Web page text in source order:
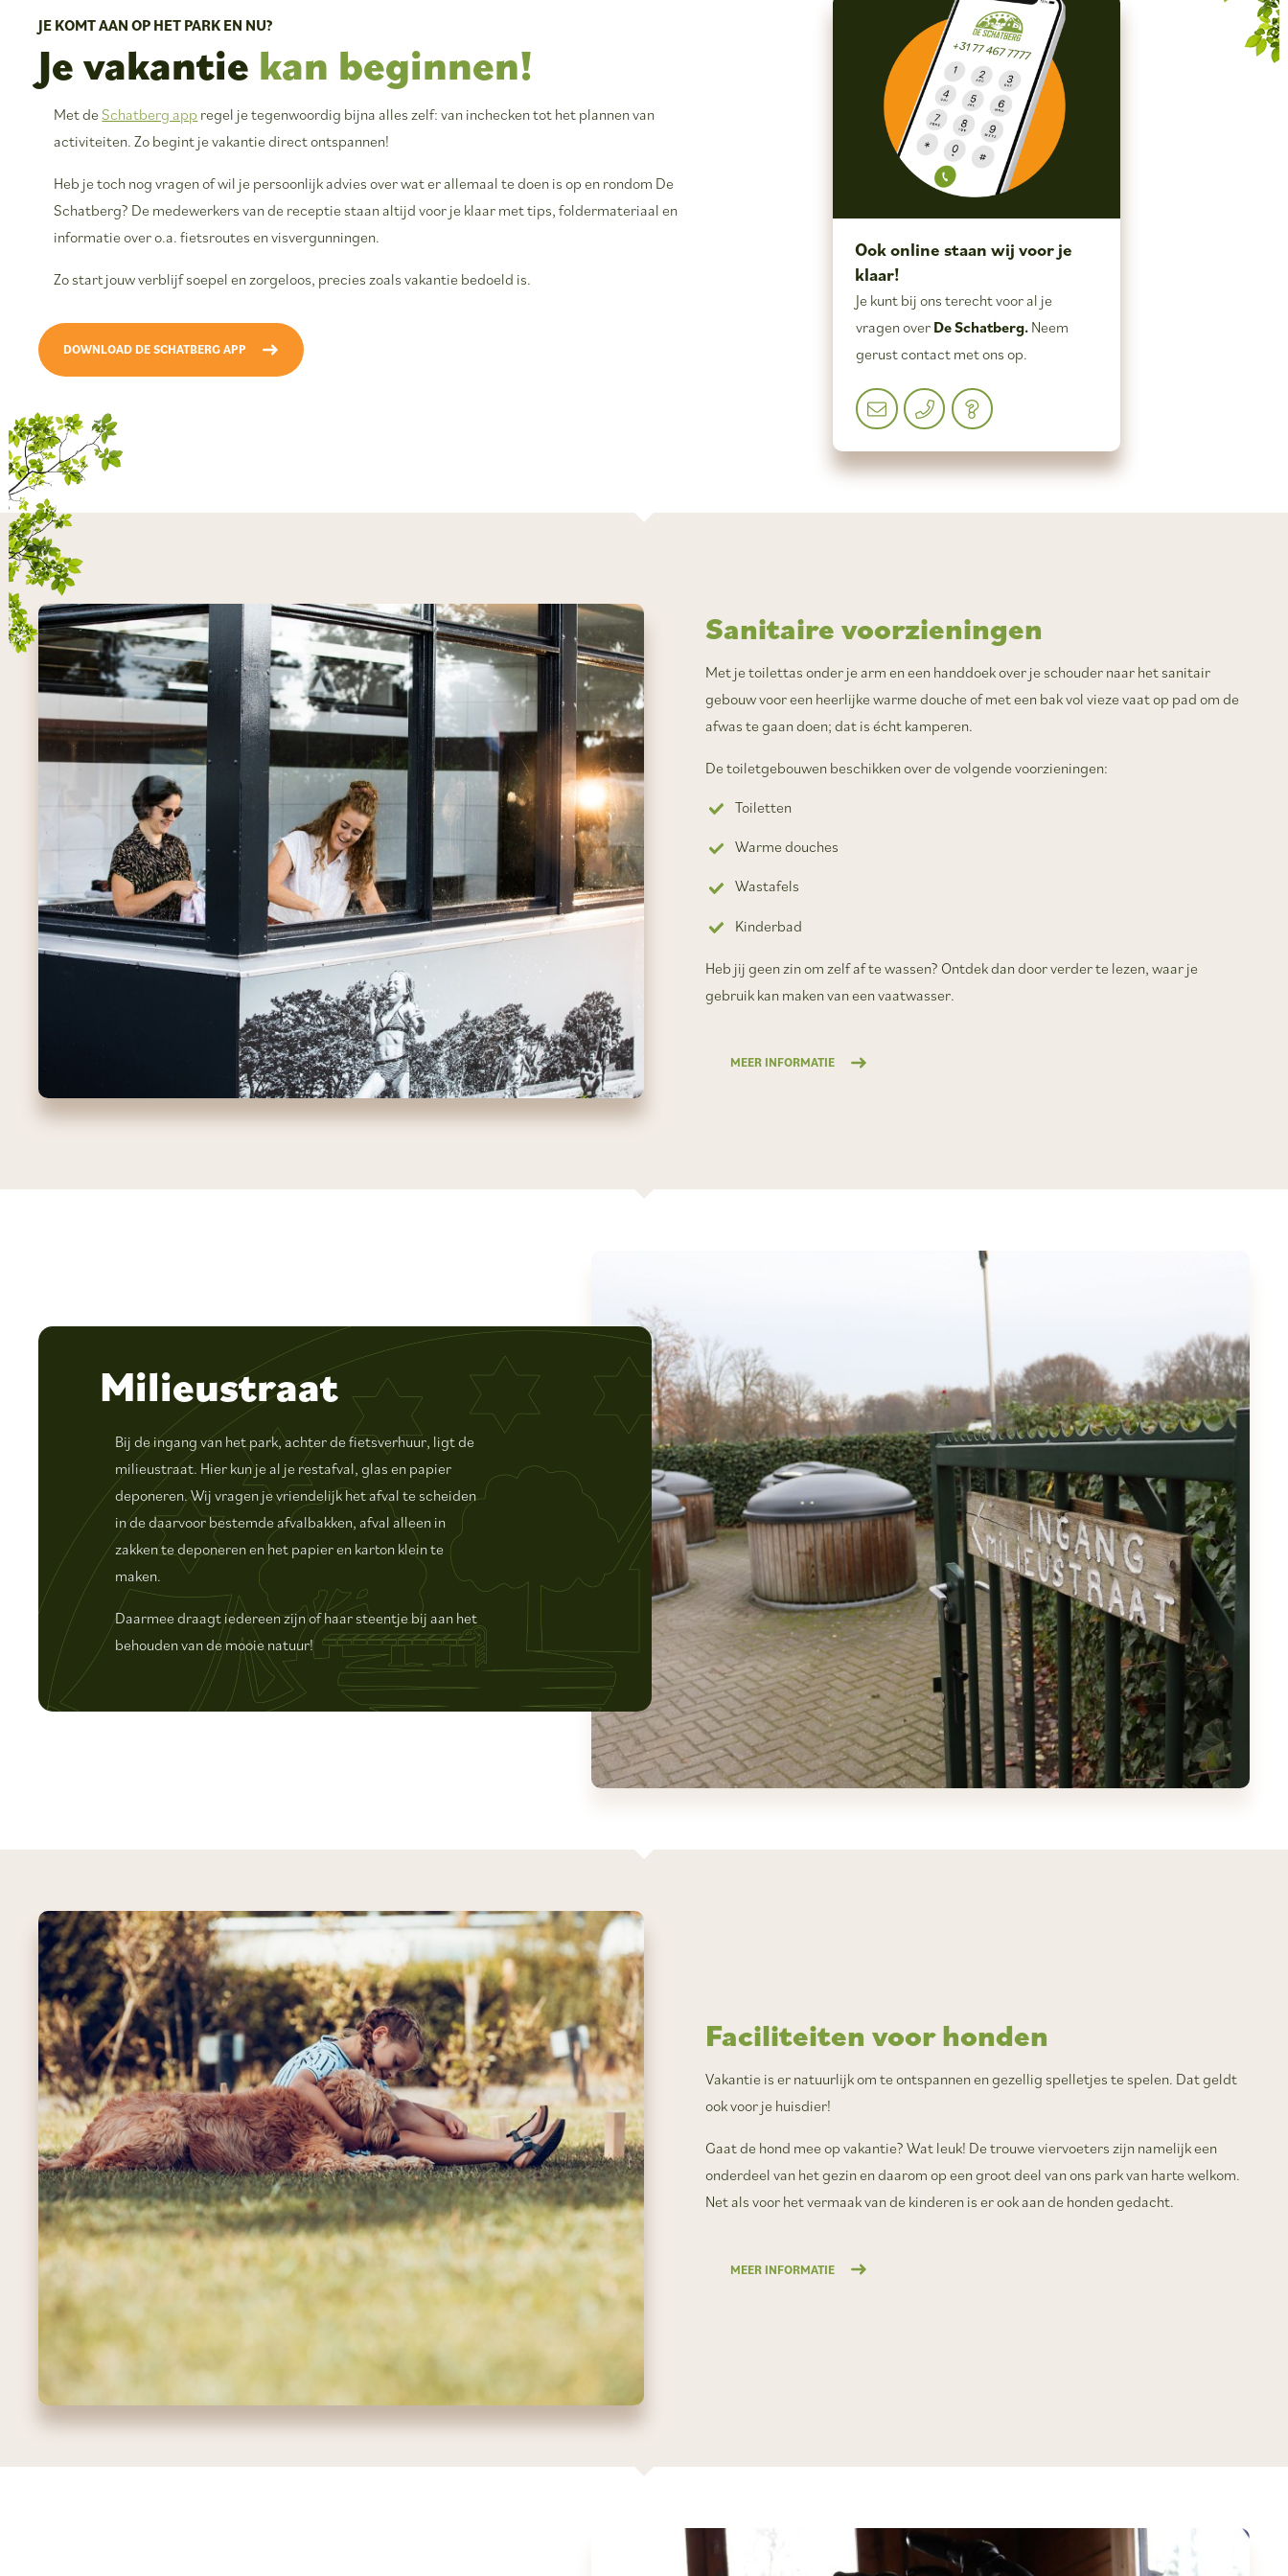
JE KOMT AAN OP HET PARK EN NU?
Je vakantie kan beginnen!
Met deSchatberg app regel je tegenwoordig bijna alles zelf: van inchecken tot het plannen van
activiteiten. Zo begint je vakantie direct ontspannen!
Heb je toch nog vragen of wil je persoonlijk advies over wat er allemaal te doen is op en rondom De
Schatberg? De medewerkers van de receptie staan altijd voor je klaar met tips, foldermateriaal en
informatie over o.a. fietsroutes en visvergunningen.
Zo start jouw verblijf soepel en zorgeloos, precies zoals vakantie bedoeld is.
DOWNLOAD DE SCHATBERG APP
Ook online staan wij voor je
klaar!
Je kunt bij ons terecht voor al je
vragen over De Schatberg. Neem
gerust contact met ons op.
Sanitaire voorzieningen
Met je toilettas onder je arm en een handdoek over je schouder naar het sanitair
gebouw voor een heerlijke warme douche of met een bak vol vieze vaat op pad om de
afwas te gaan doen; dat is écht kamperen.
De toiletgebouwen beschikken over de volgende voorzieningen:
Toiletten
Warme douches
Wastafels
Kinderbad
Heb jij geen zin om zelf af te wassen? Ontdek dan door verder te lezen, waar je
gebruik kan maken van een vaatwasser.
MEER INFORMATIE
Milieustraat
Bij de ingang van het park, achter de fietsverhuur, ligt de
milieustraat. Hier kun je al je restafval, glas en papier
deponeren. Wij vragen je vriendelijk het afval te scheiden
in de daarvoor bestemde afvalbakken, afval alleen in
zakken te deponeren en het papier en karton klein te
maken.
Daarmee draagt iedereen zijn of haar steentje bij aan het
behouden van de mooie natuur!
Faciliteiten voor honden
Vakantie is er natuurlijk om te ontspannen en gezellig spelletjes te spelen. Dat geldt
ook voor je huisdier!
Gaat de hond mee op vakantie? Wat leuk! De trouwe viervoeters zijn namelijk een
onderdeel van het gezin en daarom op een groot deel van ons park van harte welkom.
Net als voor het vermaak van de kinderen is er ook aan de honden gedacht.
MEER INFORMATIE